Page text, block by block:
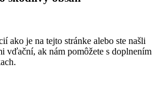
ako je na tejto stránke alebo ste našli
vďační, ak nám pomôžete s doplnením